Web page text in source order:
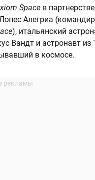
Space в
Алегриа
), итальянский
Вандт и астронавт из
в космосе.